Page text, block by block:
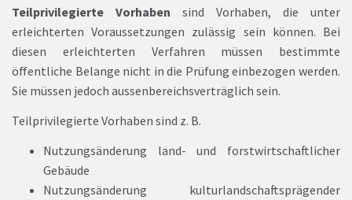
Teilprivilegierte Vorhaben sind Vorhaben, die unter
erleichterten Voraussetzungen zulässig sein können. Bei
diesen erleichterten Verfahren müssen bestimmte
öffentliche Belange nicht in die Prüfung einbezogen werden.
Sie müssen jedoch aussenbereichsverträglich sein.
Teilprivilegierte Vorhaben sind z. B.
Nutzungsänderung land- und forstwirtschaftlicher
Gebäude
Nutzungsänderung kulturlandschaftsprägender